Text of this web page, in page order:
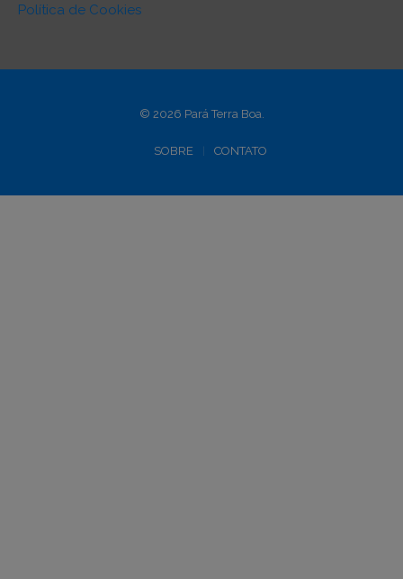
Política de Cookies
© 2026 Pará Terra Boa.
SOBRE CONTATO